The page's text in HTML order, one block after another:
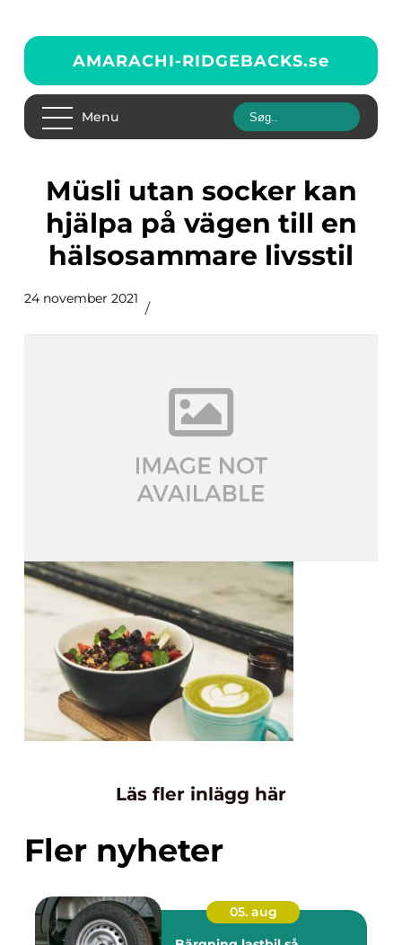
AMARACHI-RIDGEBACKS.se
Menu
Müsli utan socker kan
hjälpa på vägen till en
hälsosammare livsstil
24 november 2021
Läs fler inlägg här
Fler nyheter
05. aug